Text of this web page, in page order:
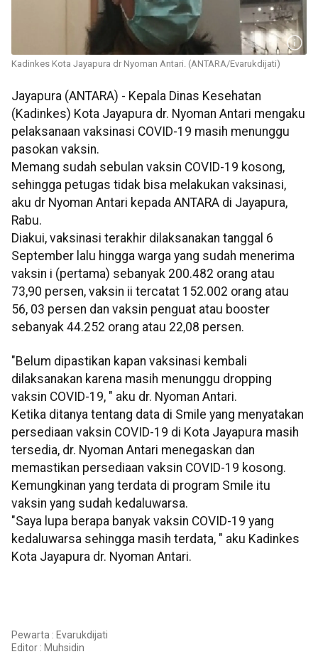
Kadinkes Kota Jayapura dr Nyoman Antari. (ANTARA/Evarukdijati)
Jayapura (ANTARA) - Kepala Dinas Kesehatan
(Kadinkes) Kota Jayapura dr. Nyoman Antari mengaku
pelaksanaan vaksinasi COVID-19 masih menunggu
pasokan vaksin.
Memang sudah sebulan vaksin COVID-19 kosong,
sehingga petugas tidak bisa melakukan vaksinasi,
aku dr Nyoman Antari kepada ANTARA di Jayapura,
Rabu.
Diakui, vaksinasi terakhir dilaksanakan tanggal 6
September lalu hingga warga yang sudah menerima
vaksin i (pertama) sebanyak 200.482 orang atau
73,90 persen, vaksin ii tercatat 152.002 orang atau
56, 03 persen dan vaksin penguat atau booster
sebanyak 44.252 orang atau 22,08 persen.
"Belum dipastikan kapan vaksinasi kembali
dilaksanakan karena masih menunggu dropping
vaksin COVID-19, " aku dr. Nyoman Antari.
Ketika ditanya tentang data di Smile yang menyatakan
persediaan vaksin COVID-19 di Kota Jayapura masih
tersedia, dr. Nyoman Antari menegaskan dan
memastikan persediaan vaksin COVID-19 kosong.
Kemungkinan yang terdata di program Smile itu
vaksin yang sudah kedaluwarsa.
"Saya lupa berapa banyak vaksin COVID-19 yang
kedaluwarsa sehingga masih terdata, " aku Kadinkes
Kota Jayapura dr. Nyoman Antari.
Pewarta : Evarukdijati
Editor : Muhsidin